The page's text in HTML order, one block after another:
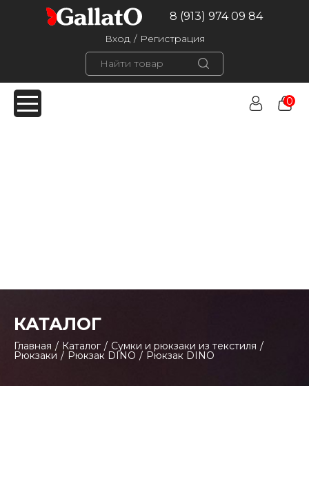
8 (913) 974 09 84
Вход / Регистрация
0
КАТАЛОГ
Главная / Каталог / Сумки и рюкзаки из текстиля /
Рюкзаки / Рюкзак DINO / Рюкзак DINO